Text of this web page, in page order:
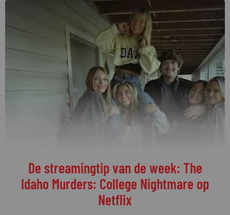
De streamingtip van de week: The
Idaho Murders: College Nightmare op
Netflix